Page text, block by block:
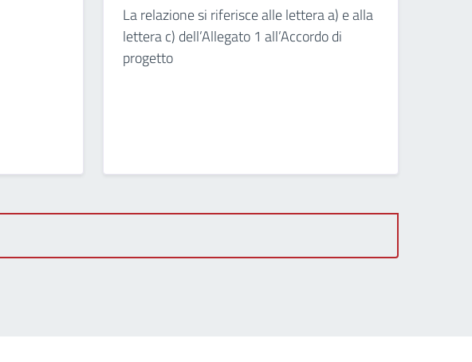
La relazione si riferisce alle lettera a) e alla
lettera c) dell’Allegato 1 all’Accordo di
progetto